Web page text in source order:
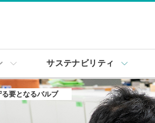
サステナビリティ
要となるバルブ